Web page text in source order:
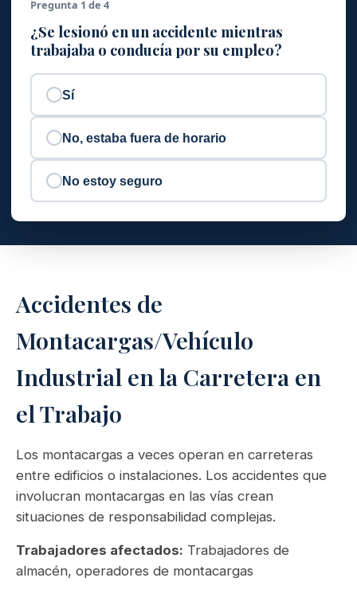
Pregunta 1 de 4
¿Se lesionó en un accidente mientras
trabajaba o conducía por su empleo?
Sí
No, estaba fuera de horario
No estoy seguro
Accidentes de
Montacargas/Vehículo
Industrial en la Carretera en
el Trabajo
Los montacargas a veces operan en carreteras
entre edificios o instalaciones. Los accidentes que
involucran montacargas en las vías crean
situaciones de responsabilidad complejas.
Trabajadores afectados: Trabajadores de
almacén, operadores de montacargas